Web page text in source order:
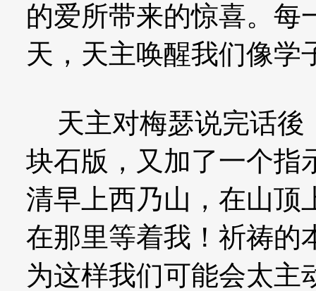
的爱所带来的惊喜。每
天，天主唤醒我们像学
天主对梅瑟说完话後
块石版，又加了一个指
清早上西乃山，在山顶
在那里等着我！祈祷的
为这样我们可能会太主